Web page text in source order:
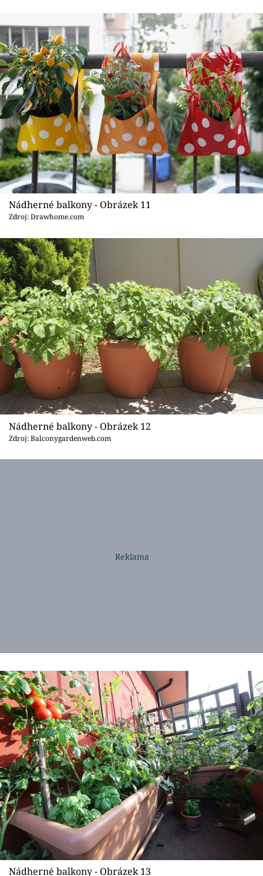
Nádherné balkony - Obrázek 11
Zdroj: Drawhome.com
Nádherné balkony - Obrázek 12
Zdroj: Balconygardenweb.com
Nádherné balkony - Obrázek 13